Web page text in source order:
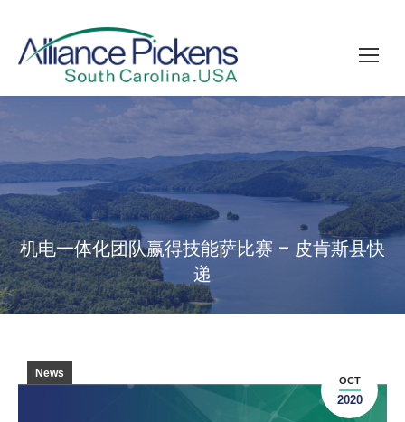
机电一体化团队赢得技能萨比赛 – 皮肯斯县快
递
OCT
2020
News